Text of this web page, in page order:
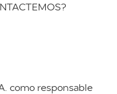
como responsable